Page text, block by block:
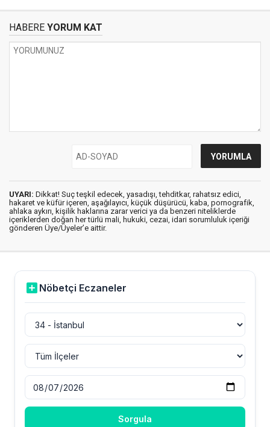
HABERE YORUM KAT
UYARI: Dikkat! Suç teşkil edecek, yasadışı, tehditkar, rahatsız edici,
hakaret ve küfür içeren, aşağılayıcı, küçük düşürücü, kaba, pornografik,
ahlaka aykırı, kişilik haklarına zarar verici ya da benzeri niteliklerde
içeriklerden doğan her türlü mali, hukuki, cezai, idari sorumluluk içeriği
gönderen Üye/Üyeler’e aittir.